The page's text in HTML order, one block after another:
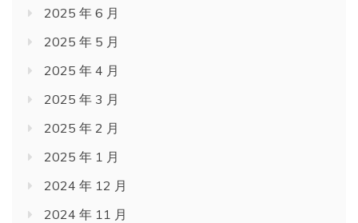
2025 年 6 月
2025 年 5 月
2025 年 4 月
2025 年 3 月
2025 年 2 月
2025 年 1 月
2024 年 12 月
2024 年 11 月